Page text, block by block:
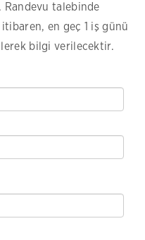
talebinde
en geç 1 iş günü
bilgi verilecektir.